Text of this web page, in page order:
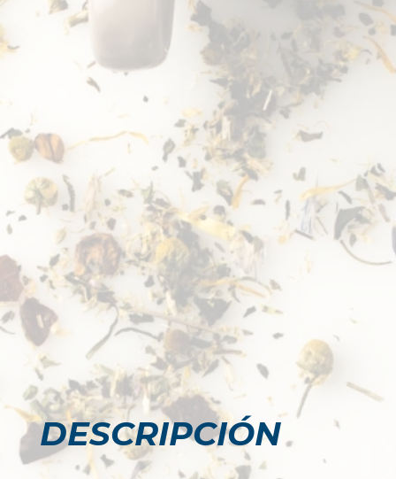
DESCRIPCIÓN